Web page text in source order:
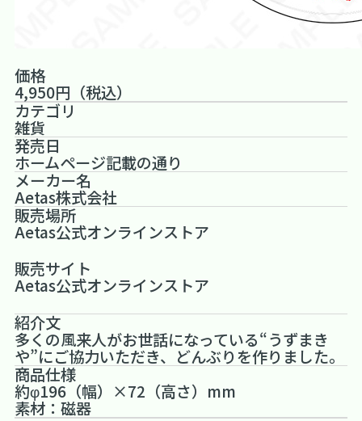
価格
4,950円（税込）
カテゴリ
雑貨
発売日
ホームページ記載の通り
メーカー名
Aetas株式会社
販売場所
Aetas公式オンラインストア
販売サイト
Aetas公式オンラインストア
紹介文
多くの風来人がお世話になっている“うずまき
や”にご協力いただき、どんぶりを作りました。
商品仕様
約φ196（幅）×72（高さ）mm
素材：磁器